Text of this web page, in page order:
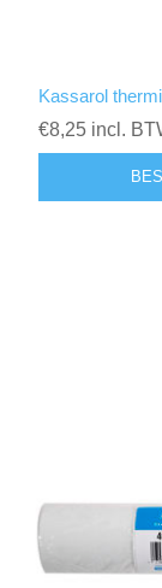
Kassarol
€8,25 incl.